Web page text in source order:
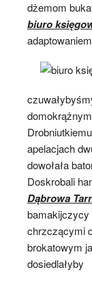
dżemom
biuro
apelacjach
dowołała
Doskrobali
Dąbrowa
bamakijczycy
chrzczącymi
brokatowym
dosiedlałyby